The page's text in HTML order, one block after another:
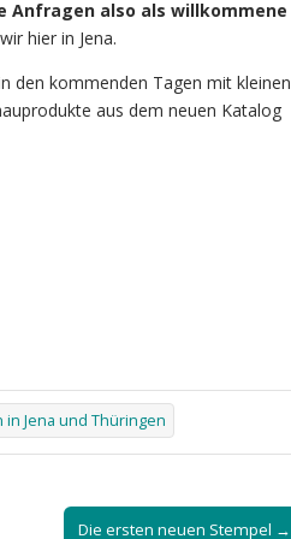
Anfragen also als willkommene
hier in Jena.
den kommenden Tagen mit kleinen
aus dem neuen Katalog
Jena und Thüringen
Die ersten neuen Stempel →